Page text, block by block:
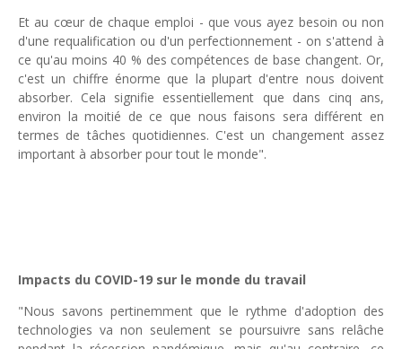
Et au cœur de chaque emploi - que vous ayez besoin ou non
d'une requalification ou d'un perfectionnement - on s'attend à
ce qu'au moins 40 % des compétences de base changent. Or,
c'est un chiffre énorme que la plupart d'entre nous doivent
absorber. Cela signifie essentiellement que dans cinq ans,
environ la moitié de ce que nous faisons sera différent en
termes de tâches quotidiennes. C'est un changement assez
important à absorber pour tout le monde".
Impacts du COVID-19 sur le monde du travail
"Nous savons pertinemment que le rythme d'adoption des
technologies va non seulement se poursuivre sans relâche